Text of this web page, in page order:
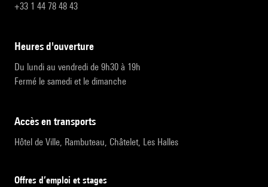
+33 1 44 78 48 43
heures d'ouverture
Du lundi au vendredi de 9h30 à 19h
Fermé le samedi et le dimanche
accès en transports
Hôtel de Ville, Rambuteau, Châtelet, Les Halles
Offres d’emploi et stages